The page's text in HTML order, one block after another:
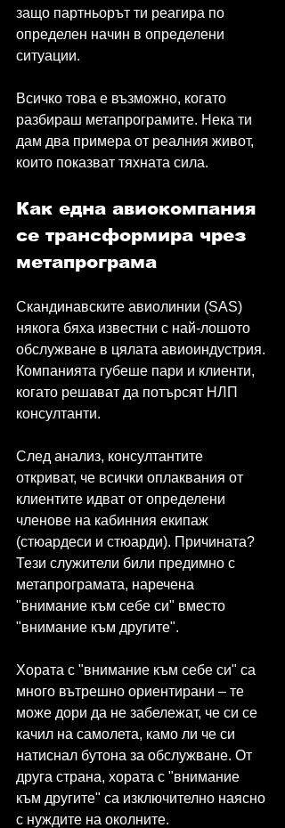
защо партньорът ти реагира по
определен начин в определени
ситуации.
Всичко това е възможно, когато
разбираш метапрограмите. Нека ти
дам два примера от реалния живот,
които показват тяхната сила.
Как една авиокомпания
се трансформира чрез
метапрограма
Скандинавските авиолинии (SAS)
някога бяха известни с най-лошото
обслужване в цялата авиоиндустрия.
Компанията губеше пари и клиенти,
когато решават да потърсят НЛП
консултанти.
След анализ, консултантите
откриват, че всички оплаквания от
клиентите идват от определени
членове на кабинния екипаж
(стюардеси и стюарди). Причината?
Тези служители били предимно с
метапрограмата, наречена
"внимание към себе си" вместо
"внимание към другите".
Хората с "внимание към себе си" са
много вътрешно ориентирани – те
може дори да не забележат, че си се
качил на самолета, камо ли че си
натиснал бутона за обслужване. От
друга страна, хората с "внимание
към другите" са изключително наясно
с нуждите на околните.